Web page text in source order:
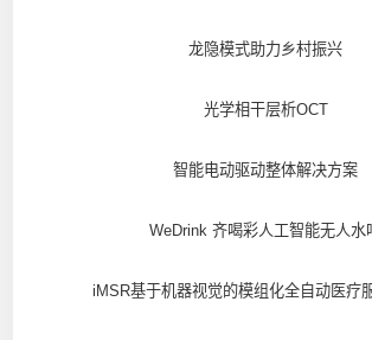
龙隐模式助力乡村振兴
光学相干层析OCT
智能电动驱动整体解决方案
WeDrink 齐喝彩人工智能无人水
iMSR基于机器视觉的模组化全自动医疗